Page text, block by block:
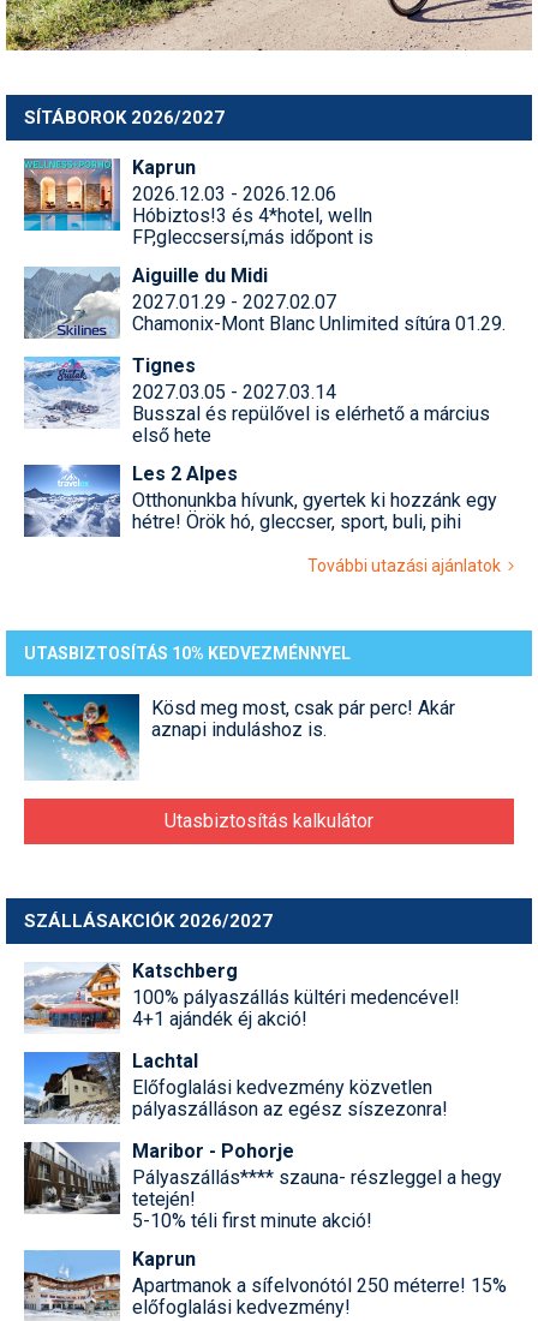
SÍTÁBOROK 2026/2027
Kaprun
2026.12.03 - 2026.12.06
Hóbiztos!3 és 4*hotel, welln
FP,gleccsersí,más időpont is
Aiguille du Midi
2027.01.29 - 2027.02.07
Chamonix-Mont Blanc Unlimited sítúra 01.29.
Tignes
2027.03.05 - 2027.03.14
Busszal és repülővel is elérhető a március
első hete
Les 2 Alpes
Otthonunkba hívunk, gyertek ki hozzánk egy
hétre! Örök hó, gleccser, sport, buli, pihi
További utazási ajánlatok
UTASBIZTOSÍTÁS 10% KEDVEZMÉNNYEL
Kösd meg most, csak pár perc! Akár
aznapi induláshoz is.
Utasbiztosítás kalkulátor
SZÁLLÁSAKCIÓK 2026/2027
Katschberg
100% pályaszállás kültéri medencével!
4+1 ajándék éj akció!
Lachtal
Előfoglalási kedvezmény közvetlen
pályaszálláson az egész síszezonra!
Maribor - Pohorje
Pályaszállás**** szauna- részleggel a hegy
tetején!
5-10% téli first minute akció!
Kaprun
Apartmanok a sífelvonótól 250 méterre! 15%
előfoglalási kedvezmény!